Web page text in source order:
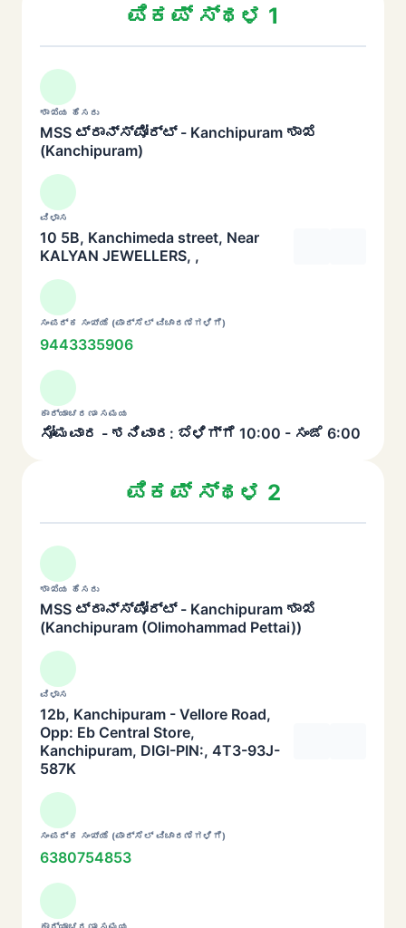
ಪಿಕಪ್ ಸ್ಥಳ 1
ಶಾಖೆಯ ಹೆಸರು
MSS ಟ್ರಾನ್ಸ್‌ಪೋರ್ಟ್ - Kanchipuram ಶಾಖೆ
(Kanchipuram)
ವಿಳಾಸ
10 5B, Kanchimeda street, Near
KALYAN JEWELLERS, ,
ಸಂಪರ್ಕ ಸಂಖ್ಯೆ (ಪಾರ್ಸೆಲ್ ವಿಚಾರಣೆಗಳಿಗೆ)
9443335906
ಕಾರ್ಯಾಚರಣಾ ಸಮಯ
ಸೋಮವಾರ - ಶನಿವಾರ: ಬೆಳಿಗ್ಗೆ 10:00 - ಸಂಜೆ 6:00
ಪಿಕಪ್ ಸ್ಥಳ 2
ಶಾಖೆಯ ಹೆಸರು
MSS ಟ್ರಾನ್ಸ್‌ಪೋರ್ಟ್ - Kanchipuram ಶಾಖೆ
(Kanchipuram (Olimohammad Pettai))
ವಿಳಾಸ
12b, Kanchipuram - Vellore Road,
Opp: Eb Central Store,
Kanchipuram, DIGI-PIN:, 4T3-93J-
587K
ಸಂಪರ್ಕ ಸಂಖ್ಯೆ (ಪಾರ್ಸೆಲ್ ವಿಚಾರಣೆಗಳಿಗೆ)
6380754853